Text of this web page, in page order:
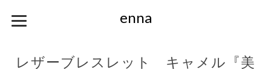
enna
レザーブレスレット キャメル『美